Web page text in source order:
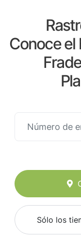
Conoce el
Sólo los